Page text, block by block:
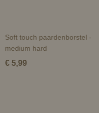
Soft touch paardenborstel -
medium hard
€ 5,99